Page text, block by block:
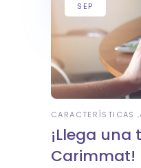
SEP
CARACTERÍSTICAS
¡Llega
Carimmat!